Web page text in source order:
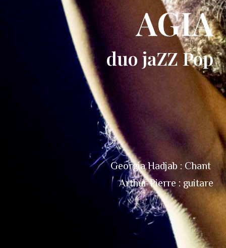
AGIA
duo jaZZ Pop
Georgia Hadjab : Chant
Arthur Pierre : guitare